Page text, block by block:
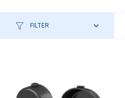
FILTER